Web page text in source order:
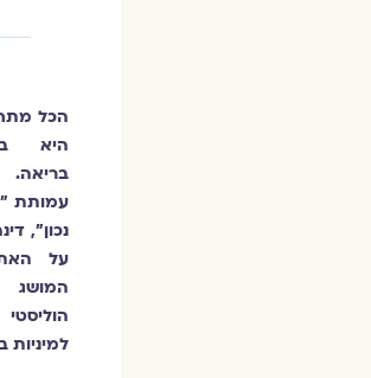
הכל
היא
עמותת
נכון",
על
המושג
הוליסטי
למיניות